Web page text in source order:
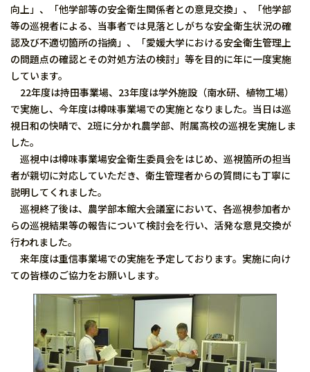
向上」、「他学部等の安全衛生関係者との意見交換」、「他学部
等の巡視者による、当事者では見落としがちな安全衛生状況の確
認及び不適切箇所の指摘」、「愛媛大学における安全衛生管理上
の問題点の確認とその対処方法の検討」等を目的に年に一度実施
しています。
22年度は持田事業場、23年度は学外施設（南水研、植物工場）
で実施し、今年度は樽味事業場での実施となりました。当日は巡
視日和の快晴で、2班に分かれ農学部、附属高校の巡視を実施しま
した。
巡視中は樽味事業場安全衛生委員会をはじめ、巡視箇所の担当
者が親切に対応していただき、衛生管理者からの質問にも丁寧に
説明してくれました。
巡視終了後は、農学部本館大会議室において、各巡視参加者か
らの巡視結果等の報告について検討会を行い、活発な意見交換が
行われました。
来年度は重信事業場での実施を予定しております。実施に向け
ての皆様のご協力をお願いします。